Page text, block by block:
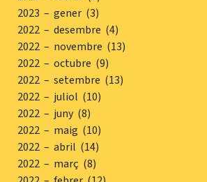
2023 – gener (3)
2022 – desembre (4)
2022 – novembre (13)
2022 – octubre (9)
2022 – setembre (13)
2022 – juliol (10)
2022 – juny (8)
2022 – maig (10)
2022 – abril (14)
2022 – març (8)